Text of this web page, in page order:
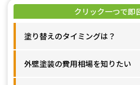
塗り替えのタイミングは？
外壁塗装の費用相場を知りたい